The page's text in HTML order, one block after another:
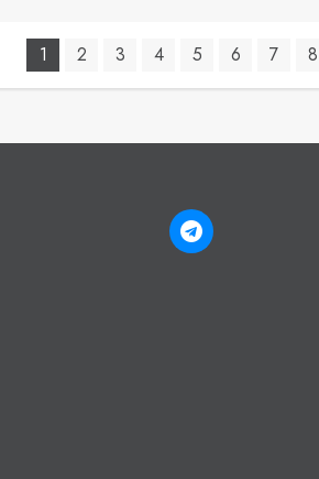
1 2 3 4 5 6 7 8